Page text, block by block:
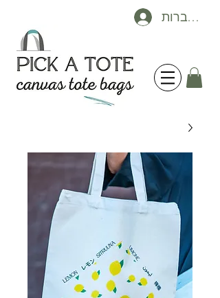
להתחברות